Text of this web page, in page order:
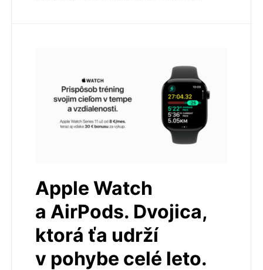
Apple Watch
a AirPods. Dvojica,
ktorá ťa udrží
v pohybe celé leto.